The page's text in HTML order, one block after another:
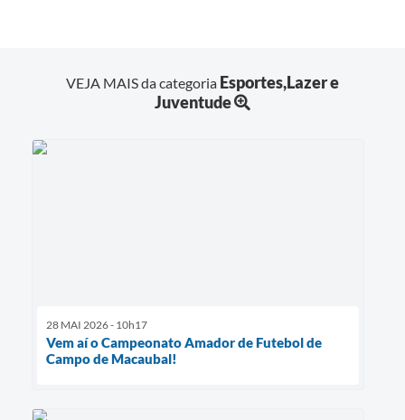
VEJA MAIS da categoria Esportes,Lazer e
Juventude
28 MAI 2026 - 10h17
Vem aí o Campeonato Amador de Futebol de
Campo de Macaubal!